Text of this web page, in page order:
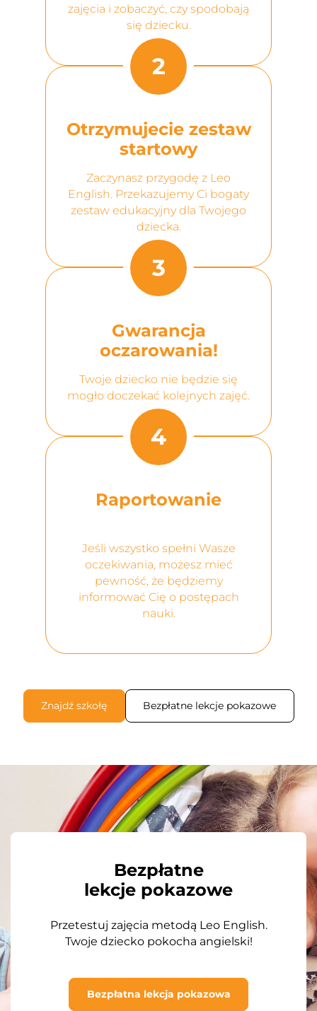
zajęcia i zobaczyć, czy spodobają
się dziecku.
2
Otrzymujecie zestaw
startowy
Zaczynasz przygodę z Leo
English. Przekazujemy Ci bogaty
zestaw edukacyjny dla Twojego
dziecka.
3
Gwarancja
oczarowania!
Twoje dziecko nie będzie się
mogło doczekać kolejnych zajęć.
4
Raportowanie
Jeśli wszystko spełni Wasze
oczekiwania, możesz mieć
pewność, że będziemy
informować Cię o postępach
nauki.
Znajdź szkołę Bezpłatne lekcje pokazowe
Bezpłatne
lekcje pokazowe
Przetestuj zajęcia metodą Leo English.
Twoje dziecko pokocha angielski!
Bezpłatna lekcja pokazowa